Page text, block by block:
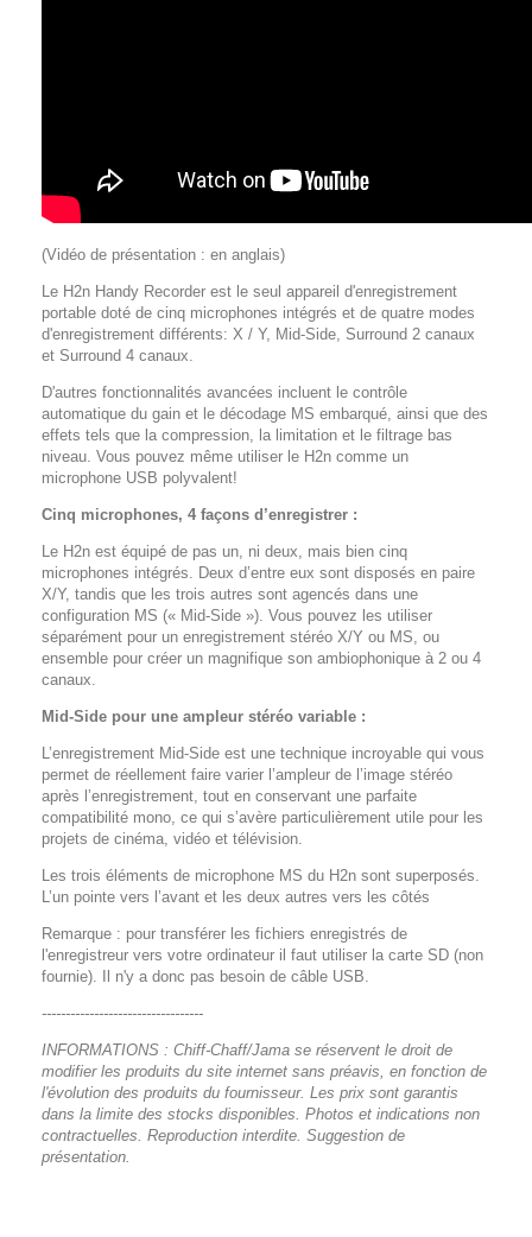
(Vidéo de présentation : en anglais)
Le H2n Handy Recorder est le seul appareil d'enregistrement
portable doté de cinq microphones intégrés et de quatre modes
d'enregistrement différents: X / Y, Mid-Side, Surround 2 canaux
et Surround 4 canaux.
D'autres fonctionnalités avancées incluent le contrôle
automatique du gain et le décodage MS embarqué, ainsi que des
effets tels que la compression, la limitation et le filtrage bas
niveau. Vous pouvez même utiliser le H2n comme un
microphone USB polyvalent!
Cinq microphones, 4 façons d’enregistrer :
Le H2n est équipé de pas un, ni deux, mais bien cinq
microphones intégrés. Deux d’entre eux sont disposés en paire
X/Y, tandis que les trois autres sont agencés dans une
configuration MS (« Mid-Side »). Vous pouvez les utiliser
séparément pour un enregistrement stéréo X/Y ou MS, ou
ensemble pour créer un magnifique son ambiophonique à 2 ou 4
canaux.
Mid-Side pour une ampleur stéréo variable :
L’enregistrement Mid-Side est une technique incroyable qui vous
permet de réellement faire varier l’ampleur de l’image stéréo
après l’enregistrement, tout en conservant une parfaite
compatibilité mono, ce qui s’avère particulièrement utile pour les
projets de cinéma, vidéo et télévision.
Les trois éléments de microphone MS du H2n sont superposés.
L’un pointe vers l’avant et les deux autres vers les côtés
Remarque : pour transférer les fichiers enregistrés de
l'enregistreur vers votre ordinateur il faut utiliser la carte SD (non
fournie). Il n'y a donc pas besoin de câble USB.
----------------------------------
INFORMATIONS : Chiff-Chaff/Jama se réservent le droit de
modifier les produits du site internet sans préavis, en fonction de
l'évolution des produits du fournisseur. Les prix sont garantis
dans la limite des stocks disponibles. Photos et indications non
contractuelles. Reproduction interdite. Suggestion de
présentation.